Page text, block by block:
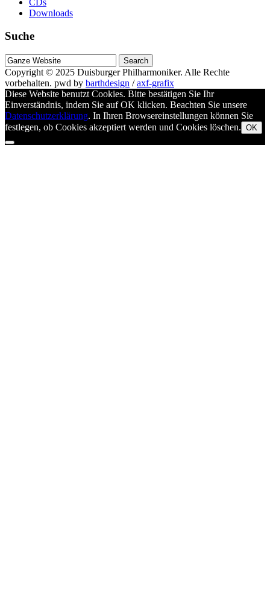
Downloads
Suche
Suche
nach
Copyright © 2025 Duisburger Philharmoniker. Alle Rechte
vorbehalten. pwd by barthdesign /axf-grafix
Diese Website benutzt Cookies. Bitte bestätigen Sie Ihr
Einverständnis, indem Sie auf OK klicken. Beachten Sie unsere
Datenschutzerklärung. In Ihren Browsereinstellungen können Sie
festlegen, ob Cookies akzeptiert werden und Cookies löschen. OK